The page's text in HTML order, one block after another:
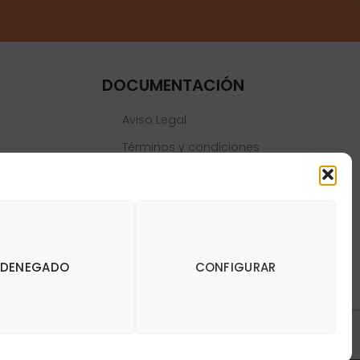
DENEGADO CONFIGURAR
DOCUMENTACIÓN
Aviso Legal
Términos y condiciones